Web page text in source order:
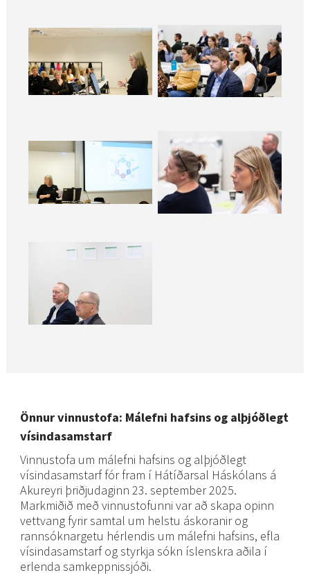
Önnur vinnustofa: Málefni hafsins og alþjóðlegt
vísindasamstarf
Vinnustofa um málefni hafsins og alþjóðlegt
vísindasamstarf fór fram í Hátíðarsal Háskólans á
Akureyri þriðjudaginn 23. september 2025.
Markmiðið með vinnustofunni var að skapa opinn
vettvang fyrir samtal um helstu áskoranir og
rannsóknargetu hérlendis um málefni hafsins, efla
vísindasamstarf og styrkja sókn íslenskra aðila í
erlenda samkeppnissjóði.